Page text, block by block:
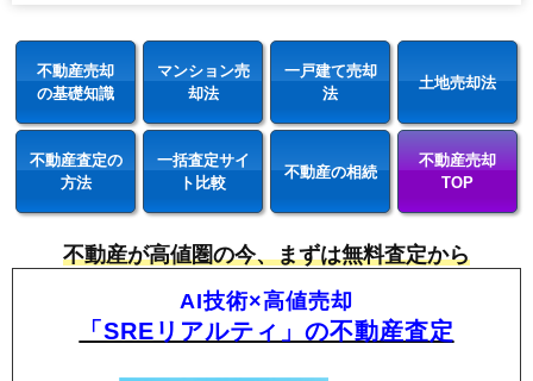
不動産売却
の基礎知識
マンション売
却法
一戸建て売却
法
土地売却法
不動産査定の
方法
一括査定サイ
ト比較
不動産の相続
不動産売却
TOP
不動産が高値圏の今、まずは無料査定から
AI技術×高値売却
「SREリアルティ」の不動産査定